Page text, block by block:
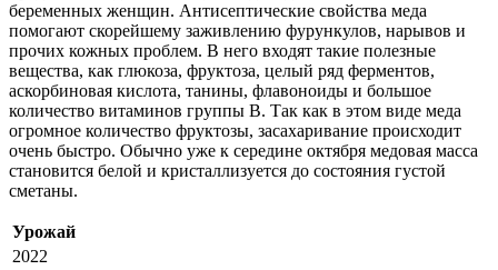
беременных женщин. Антисептические свойства меда
помогают скорейшему заживлению фурункулов, нарывов и
прочих кожных проблем. В него входят такие полезные
вещества, как глюкоза, фруктоза, целый ряд ферментов,
аскорбиновая кислота, танины, флавоноиды и большое
количество витаминов группы B. Так как в этом виде меда
огромное количество фруктозы, засахаривание происходит
очень быстро. Обычно уже к середине октября медовая масса
становится белой и кристаллизуется до состояния густой
сметаны.
Урожай
2022